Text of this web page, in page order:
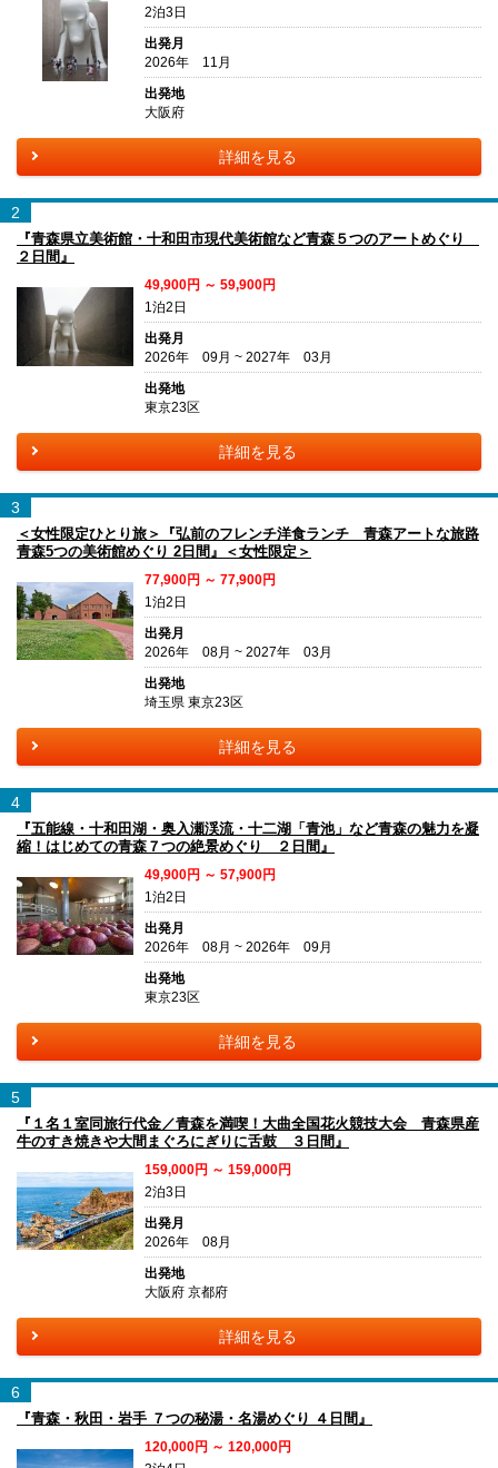
2泊3日
出発月
2026年 11月
出発地
大阪府
詳細を見る
2
『青森県立美術館・十和田市現代美術館など青森５つのアートめぐり
２日間』
49,900円 ～ 59,900円
1泊2日
出発月
2026年 09月 ~ 2027年 03月
出発地
東京23区
詳細を見る
3
＜女性限定ひとり旅＞『弘前のフレンチ洋食ランチ 青森アートな旅路
青森5つの美術館めぐり 2日間』＜女性限定＞
77,900円 ～ 77,900円
1泊2日
出発月
2026年 08月 ~ 2027年 03月
出発地
埼玉県 東京23区
詳細を見る
4
『五能線・十和田湖・奥入瀬渓流・十二湖「青池」など青森の魅力を凝
縮！はじめての青森７つの絶景めぐり ２日間』
49,900円 ～ 57,900円
1泊2日
出発月
2026年 08月 ~ 2026年 09月
出発地
東京23区
詳細を見る
5
『１名１室同旅行代金／青森を満喫！大曲全国花火競技大会 青森県産
牛のすき焼きや大間まぐろにぎりに舌鼓 ３日間』
159,000円 ～ 159,000円
2泊3日
出発月
2026年 08月
出発地
大阪府 京都府
詳細を見る
6
『青森・秋田・岩手 ７つの秘湯・名湯めぐり ４日間』
120,000円 ～ 120,000円